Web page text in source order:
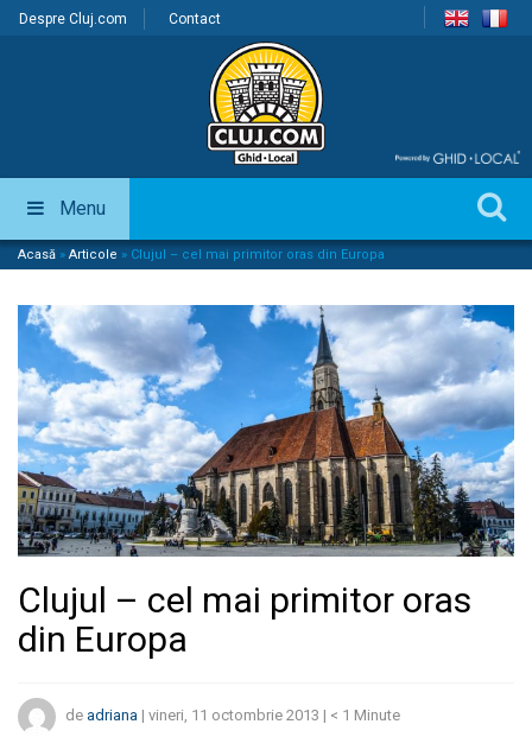
Despre Cluj.com Contact
Menu
Acasă » Articole » Clujul – cel mai primitor oras din Europa
Clujul – cel mai primitor oras
din Europa
de adriana | vineri, 11 octombrie 2013 | < 1 Minute